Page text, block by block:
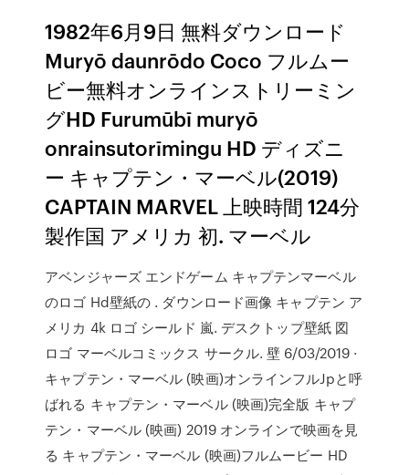
1982年6月9日 無料ダウンロード
Muryō daunrōdo Coco フルムー
ビー無料オンラインストリーミン
グHD Furumūbī muryō
onrainsutorīmingu HD ディズニ
ー キャプテン・マーベル(2019)
CAPTAIN MARVEL 上映時間 124分
製作国 アメリカ 初. マーベル
アベンジャーズ エンドゲーム キャプテンマーベル
のロゴ Hd壁紙の . ダウンロード画像 キャプテン ア
メリカ 4k ロゴ シールド 嵐. デスクトップ壁紙 図
ロゴ マーベルコミックス サークル. 壁 6/03/2019 ·
キャプテン・マーベル (映画)オンラインフルJpと呼
ばれる キャプテン・マーベル (映画)完全版 キャプ
テン・マーベル (映画) 2019 オンラインで映画を見
る キャプテン・マーベル (映画)フルムービー HD